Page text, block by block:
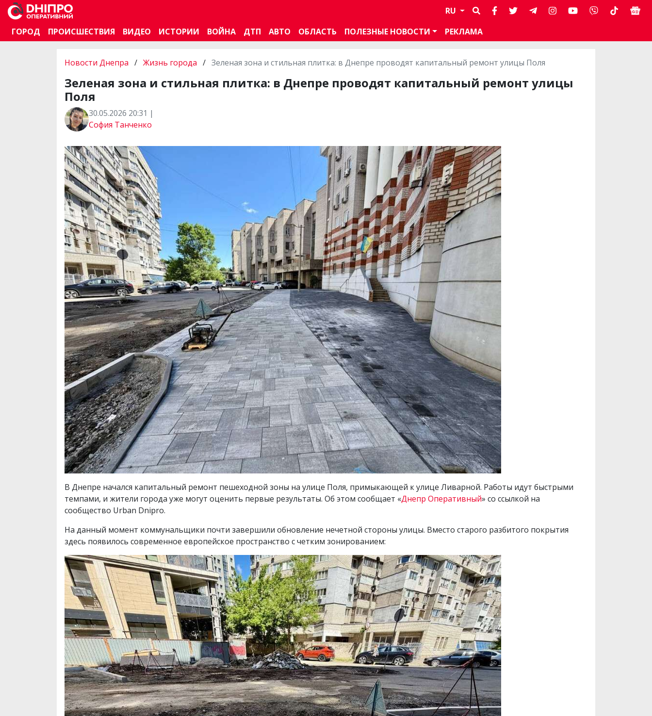
RU
ГОРОД
ПРОИСШЕСТВИЯ ВИДЕО ИСТОРИИ ВОЙНА ДТП АВТО ОБЛАСТЬ ПОЛЕЗНЫЕ НОВОСТИ РЕКЛАМА
Новости Днепра / Жизнь города / Зеленая зона и стильная плитка: в Днепре проводят капитальный ремонт улицы Поля
Зеленая зона и стильная плитка: в Днепре проводят капитальный ремонт улицы
Поля
30.05.2026 20:31 |
София Танченко
В Днепре начался капитальный ремонт пешеходной зоны на улице Поля, примыкающей к улице Ливарной. Работы идут быстрыми
темпами, и жители города уже могут оценить первые результаты. Об этом сообщает «Днепр Оперативный» со ссылкой на
сообщество Urban Dnipro.
На данный момент коммунальщики почти завершили обновление нечетной стороны улицы. Вместо старого разбитого покрытия
здесь появилось современное европейское пространство с четким зонированием: